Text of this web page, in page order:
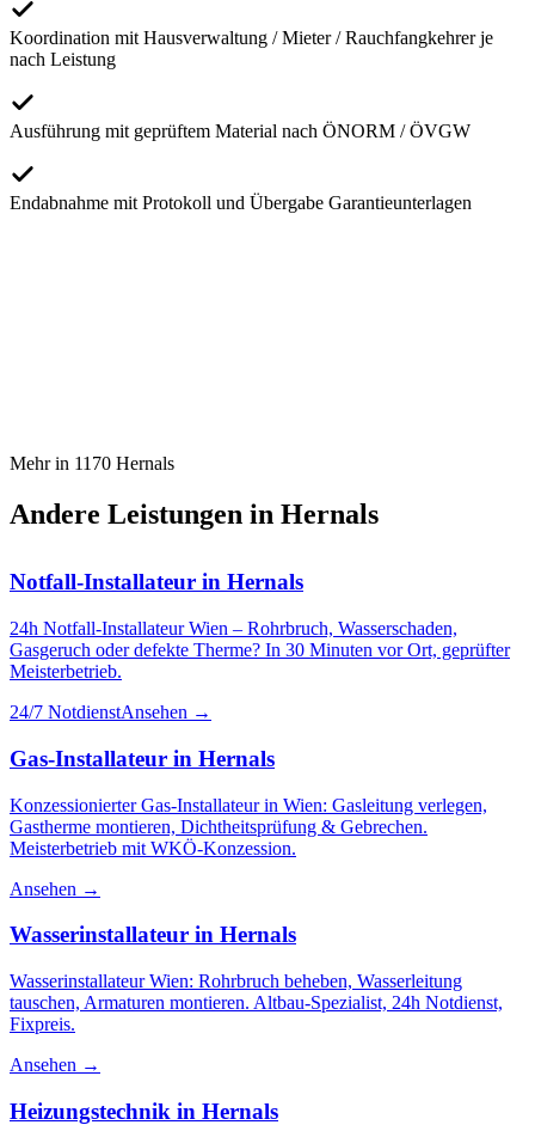
Koordination mit Hausverwaltung / Mieter / Rauchfangkehrer je
nach Leistung
Ausführung mit geprüftem Material nach ÖNORM / ÖVGW
Endabnahme mit Protokoll und Übergabe Garantieunterlagen
Mehr in 1170 Hernals
Andere Leistungen in Hernals
Notfall-Installateur in Hernals
24h Notfall-Installateur Wien – Rohrbruch, Wasserschaden,
Gasgeruch oder defekte Therme? In 30 Minuten vor Ort, geprüfter
Meisterbetrieb.
24/7 NotdienstAnsehen →
Gas-Installateur in Hernals
Konzessionierter Gas-Installateur in Wien: Gasleitung verlegen,
Gastherme montieren, Dichtheitsprüfung & Gebrechen.
Meisterbetrieb mit WKÖ-Konzession.
Ansehen →
Wasserinstallateur in Hernals
Wasserinstallateur Wien: Rohrbruch beheben, Wasserleitung
tauschen, Armaturen montieren. Altbau-Spezialist, 24h Notdienst,
Fixpreis.
Ansehen →
Heizungstechnik in Hernals